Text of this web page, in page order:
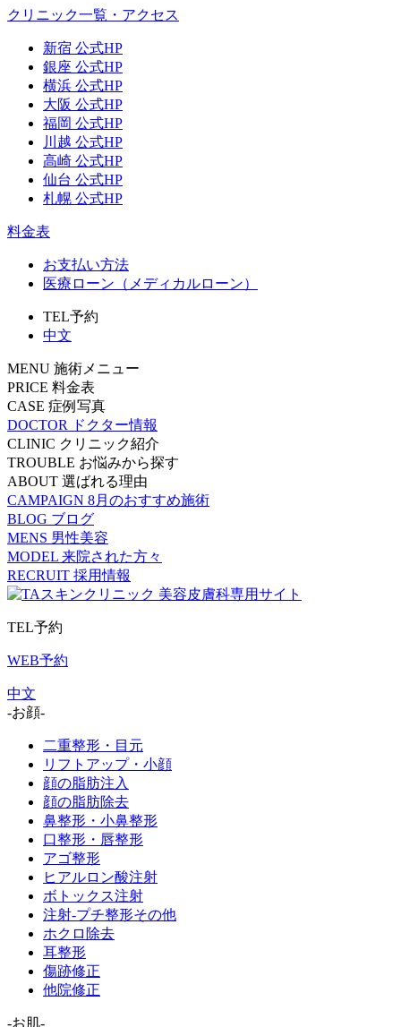
クリニック一覧・アクセス
新宿 公式HP
銀座 公式HP
横浜 公式HP
大阪 公式HP
福岡 公式HP
川越 公式HP
高崎 公式HP
仙台 公式HP
札幌 公式HP
料金表
お支払い方法
医療ローン（メディカルローン）
TEL予約
中文
MENU 施術メニュー
PRICE 料金表
CASE 症例写真
DOCTOR
ドクター情報
CLINIC クリニック紹介
TROUBLE お悩みから探す
ABOUT 選ばれる理由
CAMPAIGN 8月のおすすめ施術
BLOG ブログ
MENS 男性美容
MODEL 来院された方々
RECRUIT 採用情報
TEL予約
WEB予約
中文
-お顔-
二重整形・目元
リフトアップ・小顔
顔の脂肪注入
顔の脂肪除去
鼻整形・小鼻整形
口整形・唇整形
アゴ整形
ヒアルロン酸注射
ボトックス注射
注射-プチ整形その他
ホクロ除去
耳整形
傷跡修正
他院修正
-お肌-